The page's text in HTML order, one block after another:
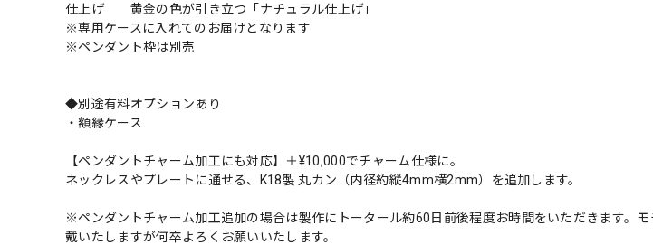
仕上げ 黄金の色が引き立つ「ナチュラル仕上げ」
※専用ケースに入れてのお届けとなります
※ペンダント枠は別売
◆別途有料オプションあり
・額縁ケース
【ペンダントチャーム加工にも対応】＋¥10,000でチャーム仕様に。
ネックレスやプレートに通せる、K18製 丸カン（内径約縦4mm横2mm）を追加します。
※ペンダントチャーム加工追加の場合は製作にトータール約60日前後程度お時間をいただきます。
戴いたしますが何卒よろくお願いいたします。